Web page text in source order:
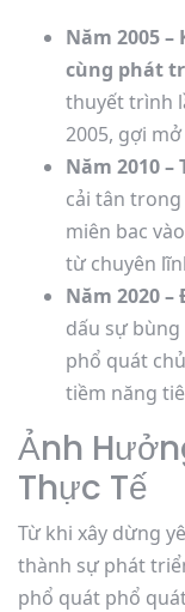
Năm 2005
cùng phát
thuyết trình
2005, gợi
Năm 2010
cải tân
miên bac
từ chuyên
Năm 2020
dấu sự bùng
phổ quát
tiềm năng
Ảnh
Thực Tế
Từ khi xây dừng
thành sự phát
phổ quát phổ